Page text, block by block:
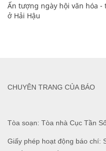
Ấn tượng ngày hội văn hóa
ở Hải Hậu
Tòa soạn: Tòa nhà Cục Tần
Giấy phép hoạt động báo chí:
CHUYÊN TRANG CỦA BÁO